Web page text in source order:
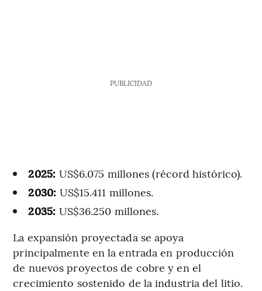
PUBLICIDAD
2025: US$6.075 millones (récord histórico).
2030: US$15.411 millones.
2035: US$36.250 millones.
La expansión proyectada se apoya
principalmente en la entrada en producción
de nuevos proyectos de cobre y en el
crecimiento sostenido de la industria del litio.